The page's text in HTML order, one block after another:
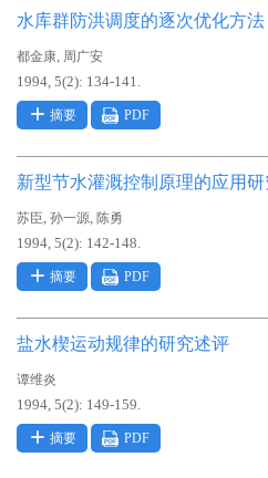
水库群防洪调度的逐次优化方法
都金康, 周广安
1994, 5(2): 134-141.
摘要 PDF
新型节水灌溉控制原理的应用研
苏臣, 孙一源, 陈勇
1994, 5(2): 142-148.
摘要 PDF
盐水楔运动规律的研究述评
谭维炎
1994, 5(2): 149-159.
摘要 PDF